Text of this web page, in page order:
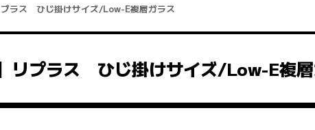
ラス ひじ掛けサイズ/Low-E複層ガラス
リプラス ひじ掛けサイズ/Low-E複